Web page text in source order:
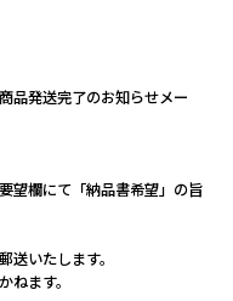
品発送完了のお知らせメー
望欄にて「納品書希望」の旨
いたします。
ます。